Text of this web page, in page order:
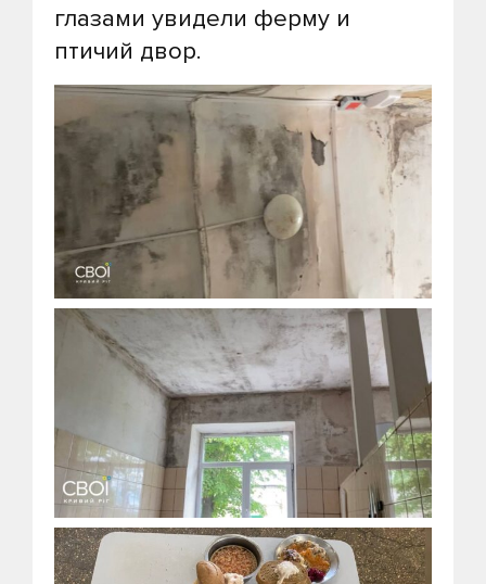
глазами увидели ферму и
птичий двор.